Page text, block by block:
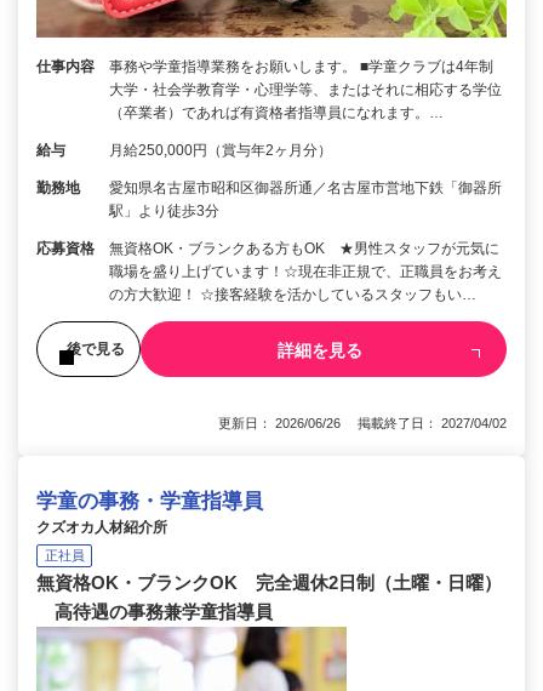
仕事内容
事務や学童指導業務をお願いします。 ■学童クラブは4年制
大学・社会学教育学・心理学等、またはそれに相応する学位
（卒業者）であれば有資格者指導員になれます。…
給与 月給250,000円（賞与年2ヶ月分）
勤務地
愛知県名古屋市昭和区御器所通／名古屋市営地下鉄「御器所
駅」より徒歩3分
応募資格
無資格OK・ブランクある方もOK ★男性スタッフが元気に
職場を盛り上げています！☆現在非正規で、正職員をお考え
の方大歓迎！ ☆接客経験を活かしているスタッフもい…
後で見る 詳細を見る
更新日： 2026/06/26 掲載終了日： 2027/04/02
学童の事務・学童指導員
クズオカ人材紹介所
正社員
無資格OK・ブランクOK 完全週休2日制（土曜・日曜）
高待遇の事務兼学童指導員